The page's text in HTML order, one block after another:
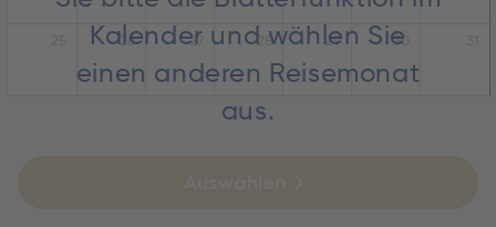
Kalender und wählen Sie
einen anderen Reisemonat
aus.
26 27 28 29 30